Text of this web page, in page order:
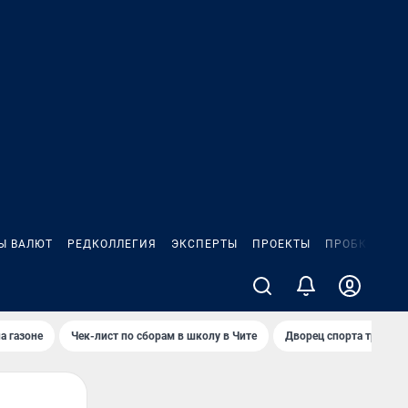
ВАЛЮТ РЕДКОЛЛЕГИЯ ЭКСПЕРТЫ ПРОЕКТЫ ПРОБКИ
газоне Чек-лист по сборам в школу в Чите Дворец спорта